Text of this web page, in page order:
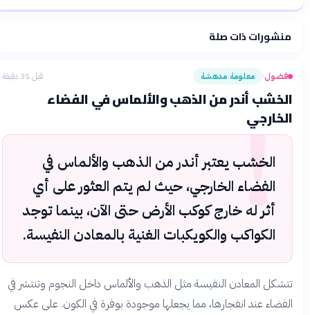
فلسفتنا المعرفية·سياسة الذكاء الاصطناعيمنشورات ذات صلة
فضول› معلومة مدهشة قبل 35 دقيقة
الخشب أندر من الذهب والألماس في الفضاء
الخارجي
!
الخشب يعتبر أندر من الذهب والألماس في
الفضاء الخارجي، حيث لم يتم العثور على أي
أثر له خارج كوكب الأرض حتى الآن، بينما توجد
الكواكب والكويكبات الغنية بالمعادن النفيسة.
تتشكل المعادن النفيسة مثل الذهب والألماس داخل النجوم وتنتشر في
الفضاء عند انفجارها، مما يجعلها موجودة بوفرة في الكون. على عكس